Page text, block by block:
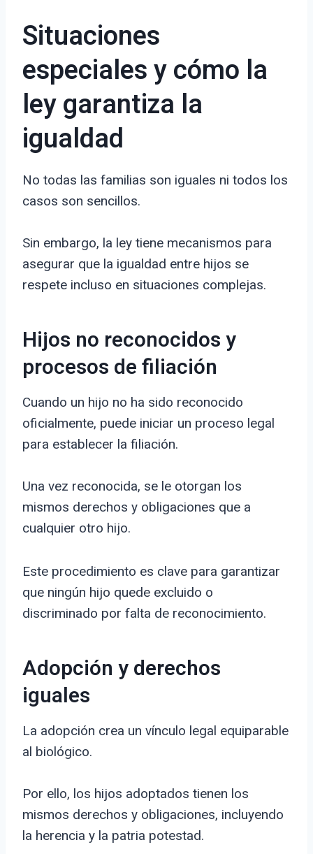
Situaciones
especiales y cómo la
ley garantiza la
igualdad
No todas las familias son iguales ni todos los
casos son sencillos.
Sin embargo, la ley tiene mecanismos para
asegurar que la igualdad entre hijos se
respete incluso en situaciones complejas.
Hijos no reconocidos y
procesos de filiación
Cuando un hijo no ha sido reconocido
oficialmente, puede iniciar un proceso legal
para establecer la filiación.
Una vez reconocida, se le otorgan los
mismos derechos y obligaciones que a
cualquier otro hijo.
Este procedimiento es clave para garantizar
que ningún hijo quede excluido o
discriminado por falta de reconocimiento.
Adopción y derechos
iguales
La adopción crea un vínculo legal equiparable
al biológico.
Por ello, los hijos adoptados tienen los
mismos derechos y obligaciones, incluyendo
la herencia y la patria potestad.